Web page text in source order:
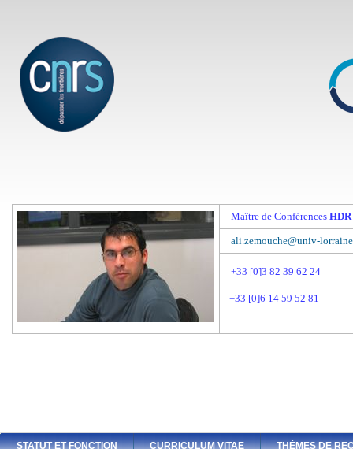
Maître de Conférences HDR
ali.zemouche@univ-
+33 [0]3 82 39 62 24
+33 [0]6 14 59 52 81
STATUT ET FONCTION CURRICULUM VITAE THÈMES DE